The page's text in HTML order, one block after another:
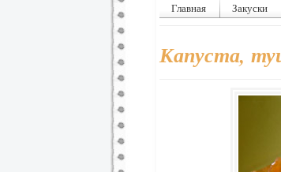
Главная Закуски
Капуста,